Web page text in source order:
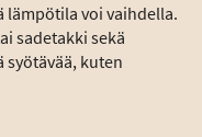
lämpötila voi vaihdella.
sadetakki sekä
kuten